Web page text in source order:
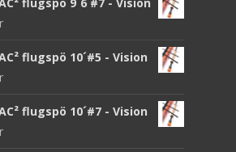
flugspö 10´#5 - Vision
flugspö 10´#7 - Vision